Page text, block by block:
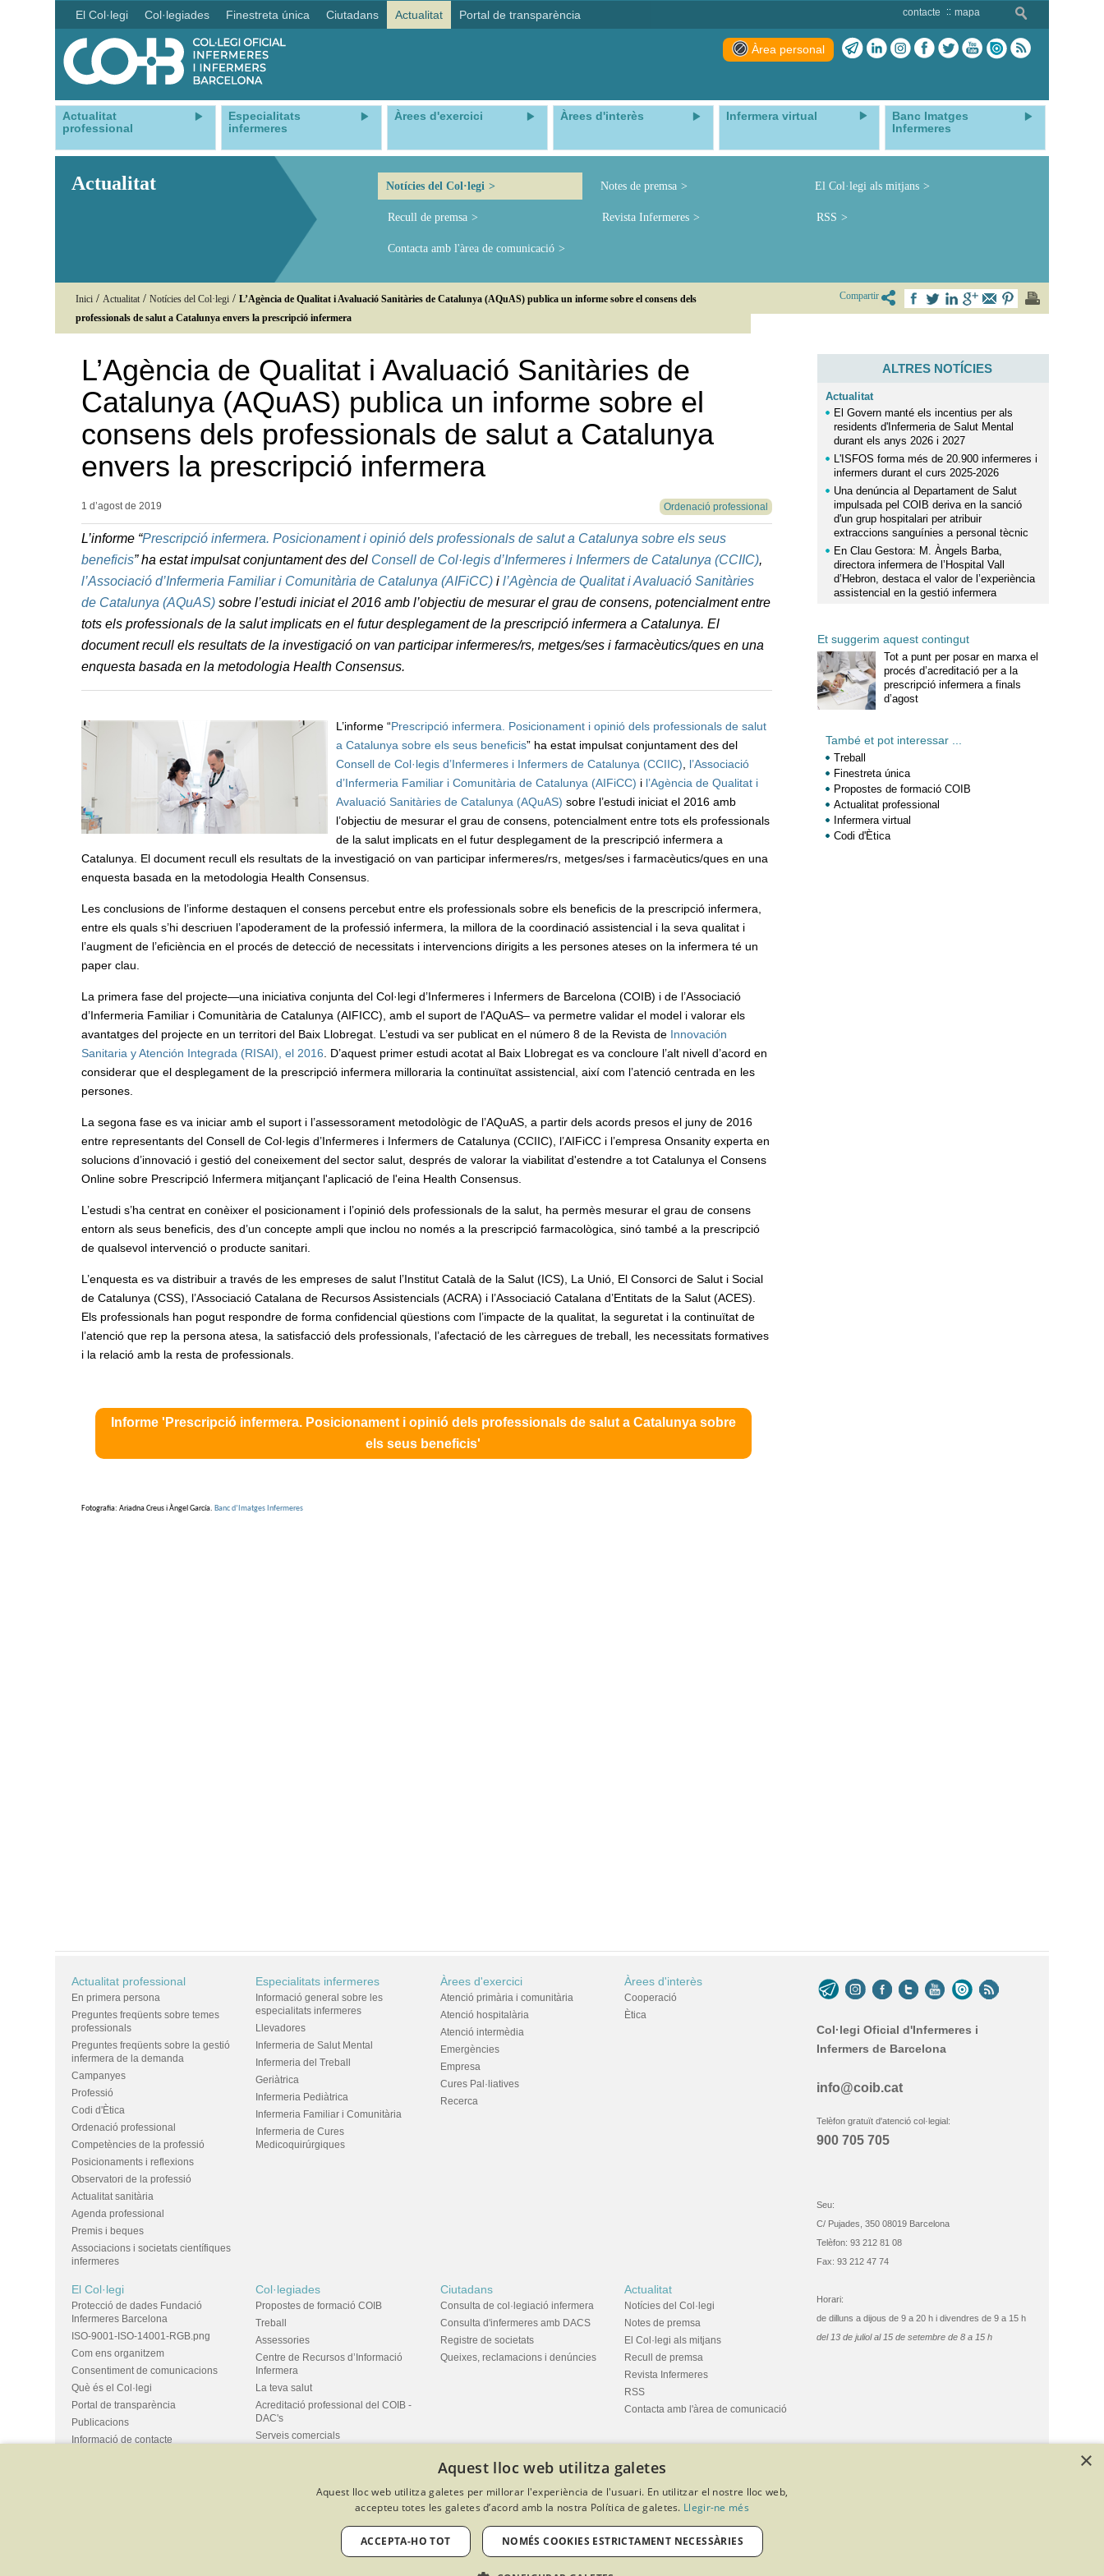
El Col·legi Col·legiades Finestreta única Ciutadans Actualitat Portal de transparència contacte mapa
Àrea personal
Actualitat
professional
Especialitats
infermeres
Àrees d'exercici Àrees d'interès Infermera virtual
Banc Imatges
Infermeres
Actualitat Notícies del Col·legi Notes de premsa El Col·legi als mitjans
Recull de premsa Revista Infermeres RSS
Contacta amb l'àrea de comunicació
Inici / Actualitat / Notícies del Col·legi / L’Agència de Qualitat i Avaluació Sanitàries de Catalunya (AQuAS) publica un informe sobre el consens dels
professionals de salut a Catalunya envers la prescripció infermera
Compartir
L’Agència de Qualitat i Avaluació Sanitàries de
Catalunya (AQuAS) publica un informe sobre el
consens dels professionals de salut a Catalunya
envers la prescripció infermera
1 d’agost de 2019 Ordenació professional
L’informe “Prescripció infermera. Posicionament i opinió dels professionals de salut a Catalunya sobre els seus
beneficis” ha estat impulsat conjuntament des del Consell de Col·legis d’Infermeres i Infermers de Catalunya (CCIIC),
l’Associació d’Infermeria Familiar i Comunitària de Catalunya (AIFiCC) i l’Agència de Qualitat i Avaluació Sanitàries
de Catalunya (AQuAS) sobre l’estudi iniciat el 2016 amb l’objectiu de mesurar el grau de consens, potencialment entre
tots els professionals de la salut implicats en el futur desplegament de la prescripció infermera a Catalunya. El
document recull els resultats de la investigació on van participar infermeres/rs, metges/ses i farmacèutics/ques en una
enquesta basada en la metodologia Health Consensus.
L’informe “Prescripció infermera. Posicionament i opinió dels professionals de salut
a Catalunya sobre els seus beneficis” ha estat impulsat conjuntament des del
Consell de Col·legis d’Infermeres i Infermers de Catalunya (CCIIC)
l’Associació
d’Infermeria Familiar i Comunitària de Catalunya (AIFiCC) i l’Agència de Qualitat i
Avaluació Sanitàries de Catalunya (AQuAS) sobre l’estudi iniciat el 2016 amb
l’objectiu de mesurar el grau de consens, potencialment entre tots els professionals
de la salut implicats en el futur desplegament de la prescripció infermera a
Catalunya. El document recull els resultats de la investigació on van participar infermeres/rs, metges/ses i farmacèutics/ques en una
enquesta basada en la metodologia Health Consensus.
Les conclusions de l’informe destaquen el consens percebut entre els professionals sobre els beneficis de la prescripció infermera,
entre els quals s’hi descriuen l’apoderament de la professió infermera, la millora de la coordinació assistencial i la seva qualitat i
l’augment de l’eficiència en el procés de detecció de necessitats i intervencions dirigits a les persones ateses on la infermera té un
paper clau.
La primera fase del projecte—una iniciativa conjunta del Col·legi d’Infermeres i Infermers de Barcelona (COIB) i de l’Associació
d’Infermeria Familiar i Comunitària de Catalunya (AIFICC), amb el suport de l'AQuAS– va permetre validar el model i valorar els
avantatges del projecte en un territori del Baix Llobregat. L’estudi va ser publicat en el número 8 de la Revista de Innovación
Sanitaria y Atención Integrada (RISAI), el 2016 . D’aquest primer estudi acotat al Baix Llobregat es va concloure l’alt nivell d’acord en
considerar que el desplegament de la prescripció infermera milloraria la continuïtat assistencial, així com l’atenció centrada en les
persones.
La segona fase es va iniciar amb el suport i l’assessorament metodològic de l’AQuAS, a partir dels acords presos el juny de 2016
entre representants del Consell de Col·legis d’Infermeres i Infermers de Catalunya (CCIIC), l’AIFiCC i l’empresa Onsanity experta en
solucions d’innovació i gestió del coneixement del sector salut, després de valorar la viabilitat d'estendre a tot Catalunya el Consens
Online sobre Prescripció Infermera mitjançant l'aplicació de l'eina Health Consensus.
L’estudi s’ha centrat en conèixer el posicionament i l’opinió dels professionals de la salut, ha permès mesurar el grau de consens
entorn als seus beneficis, des d’un concepte ampli que inclou no només a la prescripció farmacològica, sinó també a la prescripció
de qualsevol intervenció o producte sanitari.
L’enquesta es va distribuir a través de les empreses de salut l’Institut Català de la Salut (ICS), La Unió, El Consorci de Salut i Social
de Catalunya (CSS), l’Associació Catalana de Recursos Assistencials (ACRA) i l’Associació Catalana d’Entitats de la Salut (ACES).
Els professionals han pogut respondre de forma confidencial qüestions com l’impacte de la qualitat, la seguretat i la continuïtat de
l’atenció que rep la persona atesa, la satisfacció dels professionals, l’afectació de les càrregues de treball, les necessitats formatives
i la relació amb la resta de professionals.
Informe 'Prescripció infermera. Posicionament i opinió dels professionals de salut a Catalunya sobre
els seus beneficis'
Fotografia: Ariadna Creus i Àngel García. Banc d’Imatges Infermeres
ALTRES NOTÍCIES
Actualitat
El Govern manté els incentius per als
residents d'Infermeria de Salut Mental
durant els anys 2026 i 2027
L'ISFOS forma més de 20.900 infermeres i
infermers durant el curs 2025-2026
Una denúncia al Departament de Salut
impulsada pel COIB deriva en la sanció
d'un grup hospitalari per atribuir
extraccions sanguínies a personal tècnic
En Clau Gestora: M. Àngels Barba,
directora infermera de l’Hospital Vall
d’Hebron, destaca el valor de l’experiència
assistencial en la gestió infermera
Et suggerim aquest contingut
Tot a punt per posar en marxa el
procés d’acreditació per a la
prescripció infermera a finals
d’agost
També et pot interessar ...
Treball
Finestreta única
Propostes de formació COIB
Actualitat professional
Infermera virtual
Codi d'Ètica
Actualitat professional
En primera persona
Preguntes freqüents sobre temes
professionals
Preguntes freqüents sobre la gestió
infermera de la demanda
Campanyes
Professió
Codi d'Ètica
Ordenació professional
Competències de la professió
Posicionaments i reflexions
Observatori de la professió
Actualitat sanitària
Agenda professional
Premis i beques
Associacions i societats científiques
infermeres
Especialitats infermeres
Informació general sobre les
especialitats infermeres
Llevadores
Infermeria de Salut Mental
Infermeria del Treball
Geriàtrica
Infermeria Pediàtrica
Infermeria Familiar i Comunitària
Infermeria de Cures
Medicoquirúrgiques
Àrees d'exercici
Atenció primària i comunitària
Atenció hospitalària
Atenció intermèdia
Emergències
Empresa
Cures Pal·liatives
Recerca
Àrees d'interès
Cooperació
Ètica
El Col·legi
Protecció de dades Fundació
Infermeres Barcelona
ISO-9001-ISO-14001-RGB.png
Com ens organitzem
Consentiment de comunicacions
Què és el Col·legi
Portal de transparència
Publicacions
Informació de contacte
Col·legiades
Propostes de formació COIB
Treball
Assessories
Centre de Recursos d’Informació
Infermera
La teva salut
Acreditació professional del COIB -
DAC's
Serveis comercials
Ciutadans
Consulta de col·legiació infermera
Consulta d'infermeres amb DACS
Registre de societats
Queixes, reclamacions i denúncies
Actualitat
Notícies del Col·legi
Notes de premsa
El Col·legi als mitjans
Recull de premsa
Revista Infermeres
RSS
Contacta amb l'àrea de comunicació
Col·legi Oficial d'Infermeres i
Infermers de Barcelona
info@coib.cat
Telèfon gratuït d'atenció col·legial:
900 705 705
Seu:
C/ Pujades, 350 08019 Barcelona
Telèfon: 93 212 81 08
Fax: 93 212 47 74
Horari:
de dilluns a dijous de 9 a 20 h i divendres de 9 a 15 h
del 13 de juliol al 15 de setembre de 8 a 15 h
Criteris de privacitat Política de cookies Avís legal Política de protecció de dades
Desenvolupat amb Softeng Portal Builder
×
Aquest lloc web utilitza galetes
Aquest lloc web utilitza galetes per millorar l'experiència de l'usuari. En utilitzar el nostre lloc web,
accepteu totes les galetes d’acord amb la nostra Política de galetes. Llegir-ne més
ACCEPTA-HO TOT NOMÉS COOKIES ESTRICTAMENT NECESSÀRIES